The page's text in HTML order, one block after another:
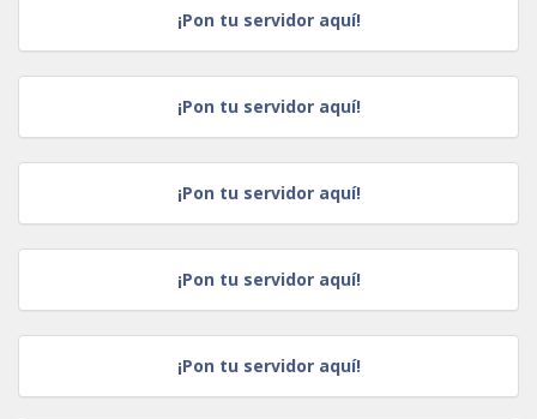
¡Pon tu servidor aquí!
¡Pon tu servidor aquí!
¡Pon tu servidor aquí!
¡Pon tu servidor aquí!
¡Pon tu servidor aquí!